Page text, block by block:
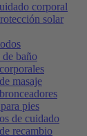
corporal
solar
de baño
masaje
pies
de cuidado
recambio